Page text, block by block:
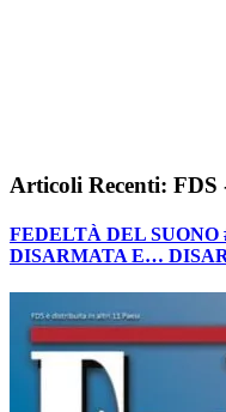
Articoli Recenti: FDS
FEDELTÀ DEL SUONO
DISARMATA E…